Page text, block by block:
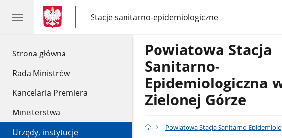
Strona główna
Rada Ministrów
Kancelaria Premiera
Ministerstwa
Urzędy, instytucje
gov.pl
gov.pl
Stacje sanitarno-epidemiologiczne
gov.pl
Stacje
sanitarno-
epidemiologiczne
Powiatowa Stacja
Sanitarno-
Epidemiologiczna
Zielonej Górze
Powiatowa Stacja Sanitarno-